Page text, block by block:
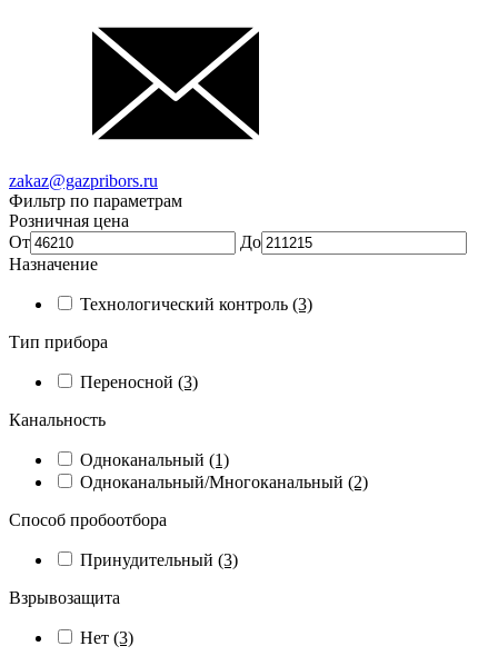
zakaz@gazpribors.ru
Фильтр по параметрам
Розничная цена
От
До
Назначение
Технологический контроль (3)
Тип прибора
Переносной (3)
Канальность
Одноканальный (1)
Одноканальный/Многоканальный (2)
Способ пробоотбора
Принудительный (3)
Взрывозащита
Нет (3)